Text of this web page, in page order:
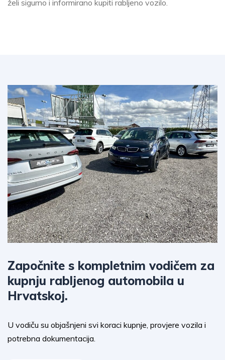
želi sigurno i informirano kupiti rabljeno vozilo.
Započnite s kompletnim vodičem za
kupnju rabljenog automobila u
Hrvatskoj.
U vodiču su objašnjeni svi koraci kupnje, provjere vozila i
potrebna dokumentacija.